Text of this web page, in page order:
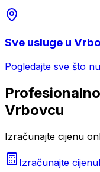
Sve usluge u
Pogledajte sve što
Profesionalno
Vrbovcu
Izračunajte cijenu
Izračunajte cijenu